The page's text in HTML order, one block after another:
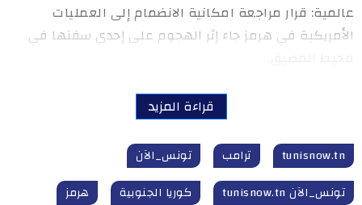
عالمية: قرار مراجعة امكانية الانضمام إلى العمليات
الأمريكية في هرمز جاء إثر الهجوم على إحدى سفنها في
قراءة المزيد
tunisnow.tn ترامب
تونس_الآن
تونس_الآن tunisnow.tn
كوريا الجنوبية هرمز